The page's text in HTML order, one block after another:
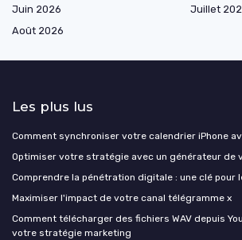
Juin 2026
Juillet
Août 2026
Les plus lus
Comment synchroniser votre calendrier iPhone
Optimiser votre stratégie avec un générateur de
Comprendre la pénétration digitale : une clé pour
Maximiser l'impact de votre canal télégramme x
Comment télécharger des fichiers WAV depuis
votre stratégie marketing